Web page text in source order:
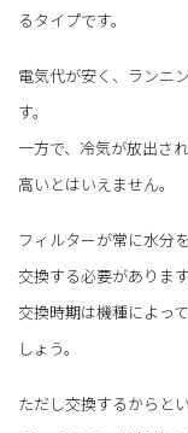
るタイプです。
電気代が安く、ランニ
す。
一方で、冷気が放出さ
高いとはいえません。
フィルターが常に水分
交換する必要があります
交換時期は機種によっ
しょう。
ただし交換するからと